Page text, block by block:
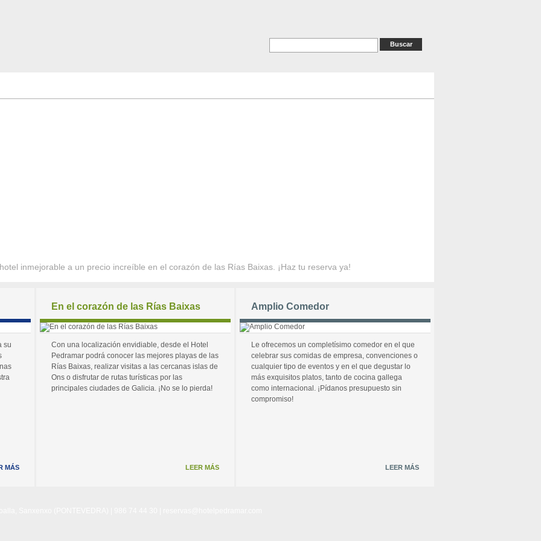
inmejorable a un precio increíble en el corazón de las Rías Baixas. ¡Haz tu reserva ya!
su
MÁS
En el corazón de las Rías Baixas
Con una localización envidiable, desde el Hotel
Pedramar podrá conocer las mejores playas de las
Rías Baixas, realizar visitas a las cercanas islas de
Ons o disfrutar de rutas turísticas por las
principales ciudades de Galicia. ¡No se lo pierda!
LEER MÁS
Amplio Comedor
Le ofrecemos un completísimo comedor en el que
celebrar sus comidas de empresa, convenciones o
cualquier tipo de eventos y en el que degustar lo
más exquisitos platos, tanto de cocina gallega
como internacional. ¡Pídanos presupuesto sin
compromiso!
LEER MÁS